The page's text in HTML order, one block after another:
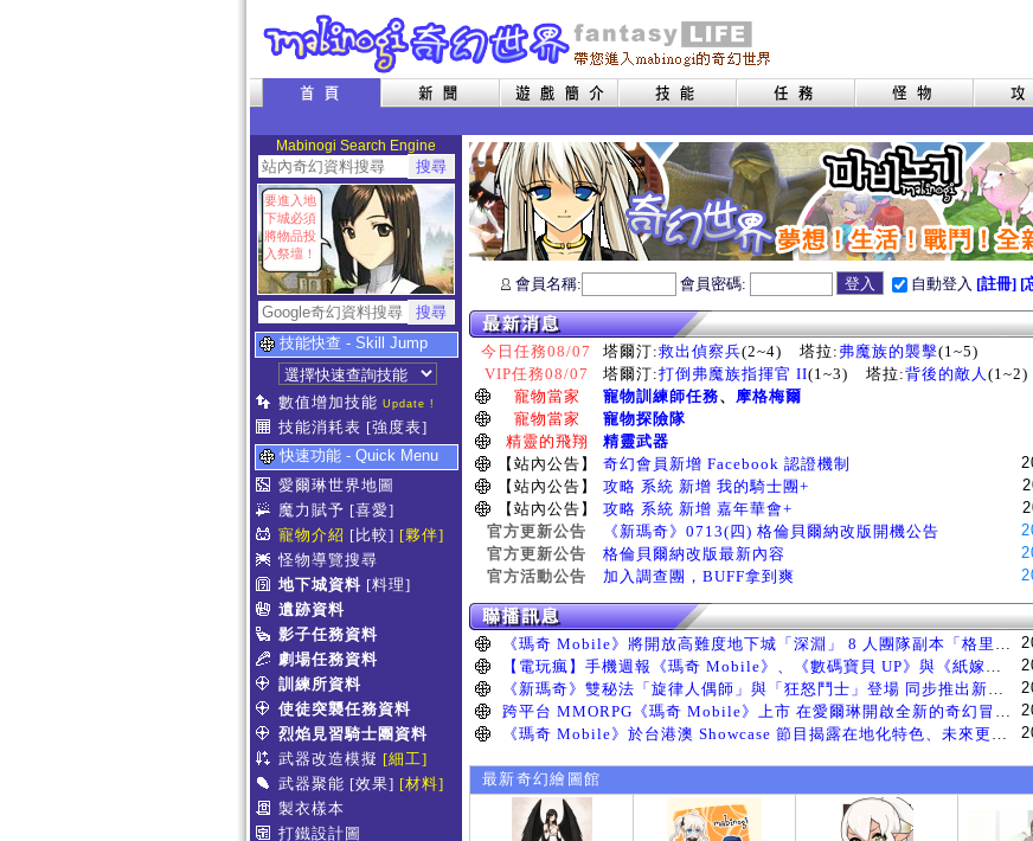
Mabinogi Search Engine
要進入地
下城必須
將物品投
入祭壇！
技能快查 - Skill Jump
數值增加技能 Update !
技能消耗表 [強度表]
快速功能 - Quick Menu
愛爾琳世界地圖
魔力賦予 [喜愛]
寵物介紹 [比較] [夥伴]
怪物導覽搜尋
地下城資料 [料理]
遺跡資料
影子任務資料
劇場任務資料
訓練所資料
使徒突襲任務資料
烈焰見習騎士團資料
武器改造模擬 [細工]
武器聚能 [效果] [材料]
製衣樣本
打鐵設計圖
會員名稱: 會員密碼: 自動登入 [註冊] [
今日任務08/07 塔爾汀:救出偵察兵(2~4) 塔拉: 弗魔族的襲擊(1~5)
VIP任務08/07
塔爾汀:打倒弗魔族指揮官 II(1~3) 塔拉:背後的敵人 (1~2)
寵物當家
寵物訓練師任務、 摩格梅爾
寵物當家
寵物探險隊
精靈的飛翔
精靈武器
【站內公告】
奇幻會員新增 Facebook 認證機制
【站內公告】
攻略 系統 新增 我的騎士團+
【站內公告】
攻略 系統 新增 嘉年華會+
官方更新公告
《新瑪奇》0713(四) 格倫貝爾納改版開機公告
官方更新公告
格倫貝爾納改版最新內容
官方活動公告
加入調查團，BUFF拿到爽
《瑪奇 Mobile》將開放高難度地下城「深淵」 8 人團隊副本「格里斯貝恩」將於 8 月 5 日登場
【電玩瘋】手機週報《瑪奇 Mobile》、《數碼寶貝 UP》與《紙嫁衣 9 羅浮夢》等遊戲
《新瑪奇》雙秘法「旋律人偶師」與「狂怒鬥士」登場 同步推出新系統「神秘工坊」
跨平台 MMORPG《瑪奇 Mobile》上市 在愛爾琳開啟全新的奇幻冒險生活
《瑪奇 Mobile》於台港澳 Showcase 節目揭露在地化特色、未來更新計畫等內容 首次公開台灣動畫
最新奇幻繪圖館